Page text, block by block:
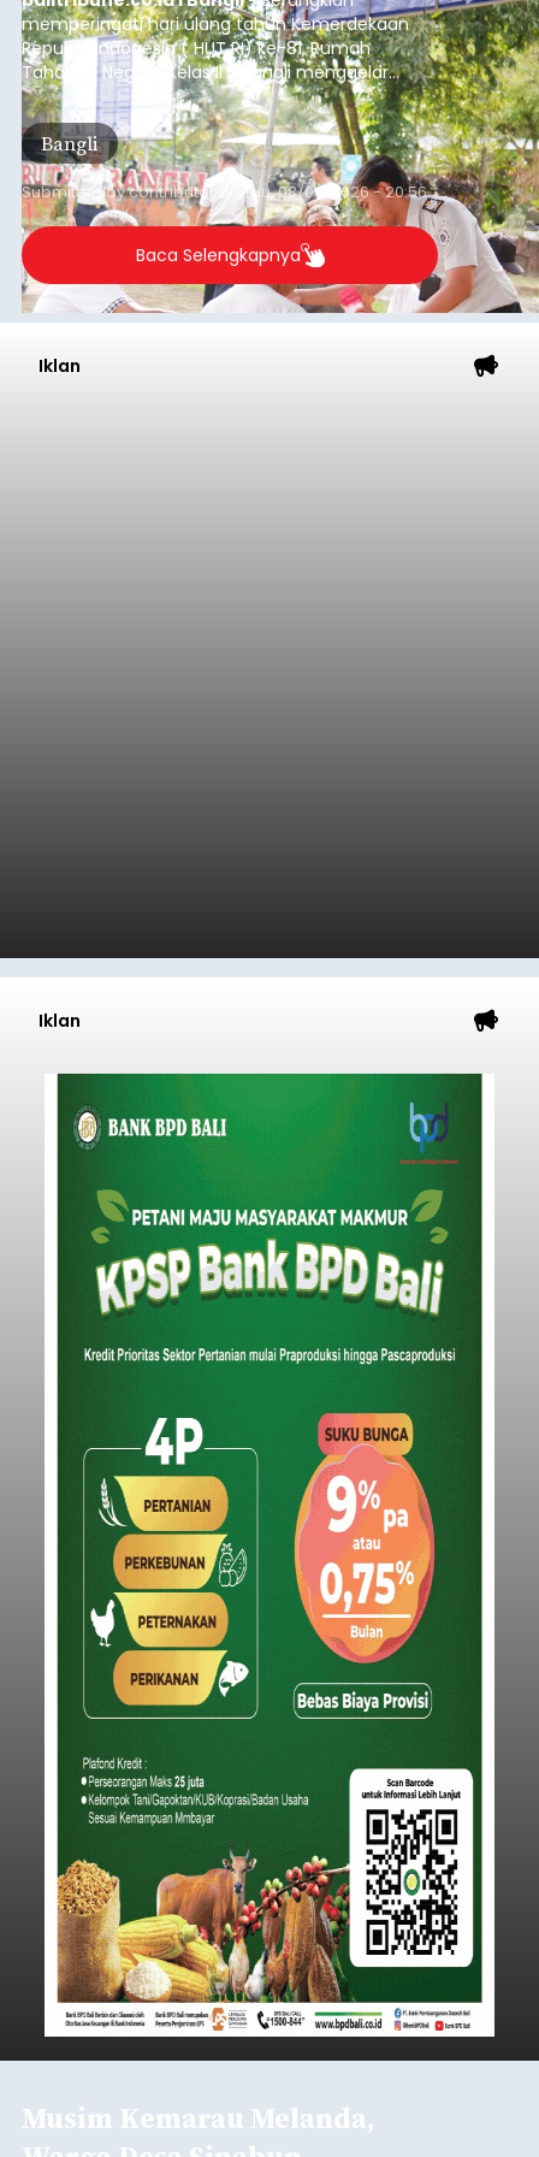
memperingati hari ulang tahun Kemerdekaan
Republik Indonesia ( HUT RI) ke-81, Rumah
Tahanan Negara Kelas II B Bangli menggelar
kegiatan pemeriksaan kesehatan gratis, Rabu
(6/8/2026).
Bangli
Submitted bycontributor Thu, 08/06/2026 - 20:56
Baca Selengkapnya
Iklan
Iklan
Musim Kemarau Melanda,